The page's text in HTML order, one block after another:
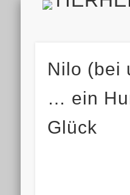
IMPRESSUM
Nilo (bei
… ein
Glück